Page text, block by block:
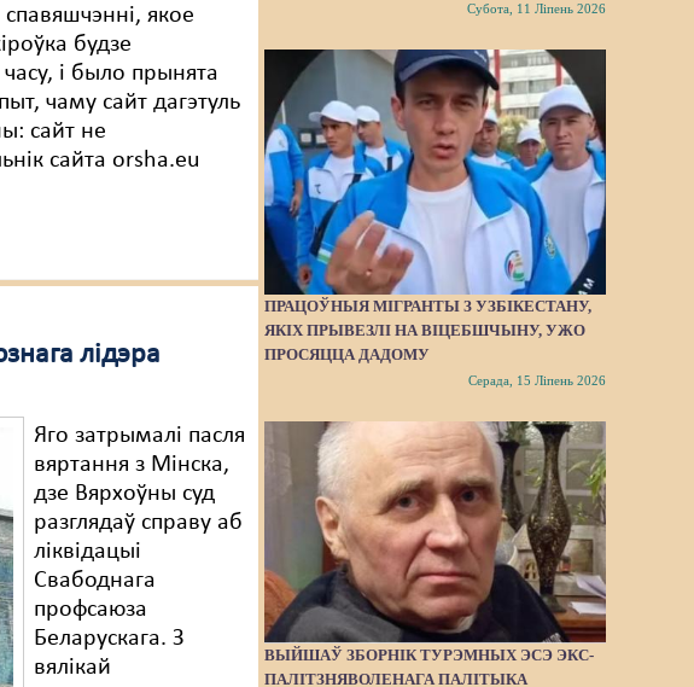
якое
будзе
і было прынята
чаму сайт дагэтуль
сайт не
сайта orsha.eu
лідэра
Яго затрымалі пасля
вяртання з Мінска,
дзе Вярхоўны суд
разглядаў справу аб
ліквідацыі
Свабоднага
профсаюза
Беларускага. З
вялікай
Субота, 11 Ліпень 2026
ПРАЦОЎНЫЯ МІГРАНТЫ З УЗБІКЕСТАНУ,
ЯКІХ ПРЫВЕЗЛІ НА ВІЦЕБШЧЫНУ, УЖО
ПРОСЯЦЦА ДАДОМУ
Серада, 15 Ліпень 2026
ВЫЙШАЎ ЗБОРНІК ТУРЭМНЫХ ЭСЭ ЭКС-
ПАЛІТЗНЯВОЛЕНАГА ПАЛІТЫКА